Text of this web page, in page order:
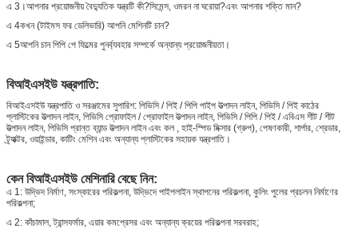
এ 3।আপনার প্রয়োজনীয় বৈদ্যুতিক যন্ত্রটি কী?সিমেন্স, ওমরন না ঘরোয়া?এবং আপনার শক্তি মান?
এ 4কখন (টাইমস ফর ডেলিভারি) আপনি মেশিনটি চান?
এ 5আপনি চান পিপি পে ফিল্মের পুনর্ব্যবহার সম্পর্কে অন্যান্য প্রয়োজনীয়তা।
বিআইএসইউ যন্ত্রপাতি:
বিআইএসইউ যন্ত্রপাতি ও সরঞ্জামের সুপারিশ: পিভিসি / পিই / পিপি পাইপ উত্পাদন লাইন, পিভিসি / পিই কাঠের
প্লাস্টিকের উত্পাদন লাইন, পিভিসি প্রোফাইল / প্রোফাইল উত্পাদন লাইন, পিভিসি / পিপি / পিই / এবিএস শীট / শীট
উত্পাদন লাইন, পিভিসি প্রান্ত ব্যান্ড উত্পাদন লাইন এবং কল , হাই-স্পিড মিক্সার (গ্রুপ), পেষণকারী, শার্পার, শ্রেডার,
ট্র্যাক্টর, ওয়াইন্ডার, কাটিং মেশিন এবং অন্যান্য প্লাস্টিকের সহায়ক যন্ত্রপাতি।
কেন বিআইএসইউ মেশিনারি বেছে নিন:
এ 1: উদ্ভিদ নির্মাণ, সংস্কারের পরিকল্পনা, উদ্ভিদে পাইপলাইন স্থাপনের পরিকল্পনা, কুলিং পুলের প্রচলন নির্মাণের
পরিকল্পনা;
এ 2: কাঁচামাল, ট্রান্সফর্মার, এয়ার কমপ্রেসর এবং অন্যান্য ক্রয়ের পরিকল্পনা সরবরাহ;